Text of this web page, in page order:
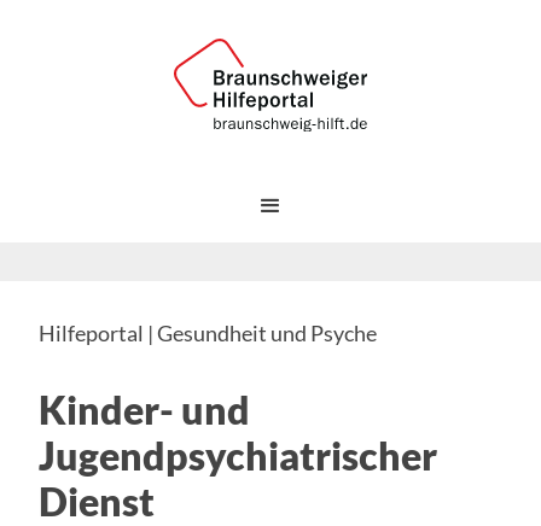
Hilfeportal | Gesundheit und Psyche
Kinder- und
Jugendpsychiatrischer
Dienst